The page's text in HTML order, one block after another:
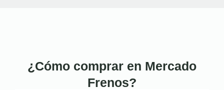
¿Cómo comprar en Mercado
Frenos?